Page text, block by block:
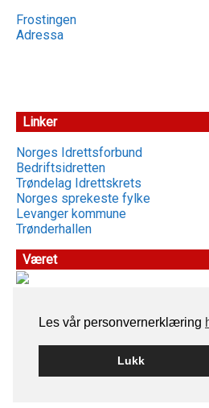
Les vår personvernerklæring
Lukk
Frostingen
Adressa
Linker
Norges Idrettsforbund
Bedriftsidretten
Trøndelag Idrettskrets
Norges sprekeste fylke
Levanger kommune
Trønderhallen
Været